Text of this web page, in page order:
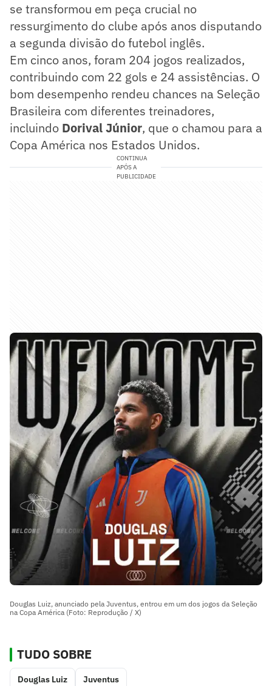
se transformou em peça crucial no
ressurgimento do clube após anos disputando
a segunda divisão do futebol inglês.
Em cinco anos, foram 204 jogos realizados,
contribuindo com 22 gols e 24 assistências. O
bom desempenho rendeu chances na Seleção
Brasileira com diferentes treinadores,
incluindo Dorival Júnior, que o chamou para a
Copa América nos Estados Unidos.
CONTINUA
APÓS A
PUBLICIDADE
Douglas Luiz, anunciado pela Juventus, entrou em um dos jogos da Seleção
na Copa América (Foto: Reprodução / X)
TUDO SOBRE
Douglas Luiz Juventus